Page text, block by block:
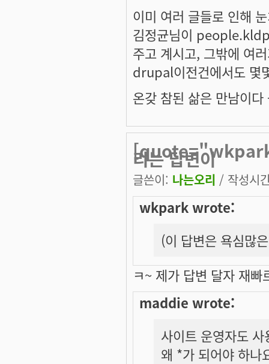
이미 여러 글들로 인해
김정균님이
주고 계시고, 그밖에 여
drupal이전건에서도 몇
온갖 참된 삶은 만남이
리는 답변이
글쓴이: 나는오리 / 작성시
wkpark wrote:
(이 답변은 욕심많
ㅋ~ 제가 답변 달자 재
maddie wrote:
사이트 운영자도
왜 *가 되어야 하나